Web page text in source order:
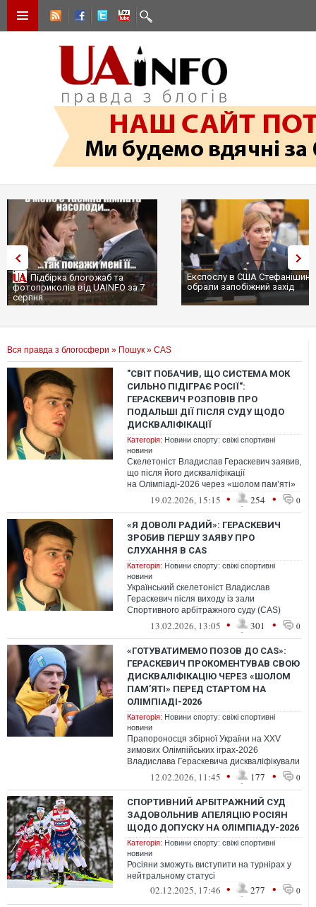
Підбірка блогожаб та
фотоприколів від UAINFO за 7
серпня
Експослу в США
обрали запобіжний захід
Вся правда з блогосфери » Пошук » CAS
"СВІТ ПОБАЧИВ, ЩО СИСТЕМА МОК
СИЛЬНО ПІДІГРАЄ РОСІЇ":
ГЕРАСКЕВИЧ РОЗПОВІВ ПРО
ПОДАЛЬШІ ДІЇ ПІСЛЯ СУДУ ЩОДО
ДИСКВАЛІФІКАЦІЇ
Категорія: Новини спорту: свіжі спортивні
новини
Скелетоніст Владислав Гераскевич заявив,
що після його дискваліфікації
на Олімпіаді-2026 через «шолом пам’яті»
весь світ побачив, що система Міжнародн...
19.02.2026, 15:15 • 254 • 0
«Я ДОВОЛІ РАДИЙ»: ГЕРАСКЕВИЧ
ЗРОБИВ ПЕРШУ ЗАЯВУ ПРО
СЛУХАННЯ В CAS
Категорія: Новини спорту: свіжі спортивні
новини
Український скелетоніст Владислав
Гераскевич після виходу із зали
Спортивного арбітражного суду (CAS)
поділився першими враженнями від
слухання у спра...
13.02.2026, 13:05 • 301 • 0
«ГОТУВАТИМЕМО ПОЗОВ ДО CAS»:
ГЕРАСКЕВИЧ ПРОКОМЕНТУВАВ СВОЮ
ДИСКВАЛІФІКАЦІЮ ЧЕРЕЗ «ШОЛОМ
ПАМ’ЯТІ» ПЕРЕД СТАРТОМ НА
ОЛІМПІАДІ-2026
Категорія: Новини спорту: свіжі спортивні
новини
Прапороносця збірної України на XXV
зимових Олімпійських іграх-2026
Владислава Гераскевича дискваліфікували
перед стартом змагання зі скелетону
12.02.2026, 11:45 • 177 • 0
СПОРТИВНИЙ АРБІТРАЖНИЙ СУД
ЗАДОВОЛЬНИВ АПЕЛЯЦІЮ РОСІЯН
ЩОДО ДОПУСКУ НА ОЛІМПІАДУ-2026
Категорія: Новини спорту: свіжі спортивні
новини
Росіяни зможуть виступити на турнірах у
нейтральному статусі
02.12.2025, 17:46 • 277 • 0